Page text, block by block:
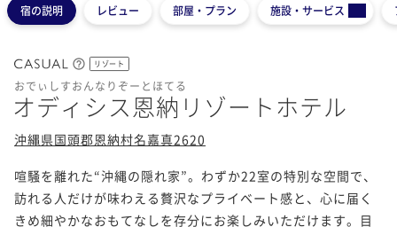
宿の説明 レビュー 部屋・プラン 施設・サービス
リゾート
おでぃしすおんなりぞーとほてる
オディシス恩納リゾートホテル
沖縄県国頭郡恩納村名嘉真2620
喧騒を離れた“沖縄の隠れ家”。わずか22室の特別な空間で、
訪れる人だけが味わえる贅沢なプライベート感と、心に届く
きめ細やかなおもてなしを存分にお楽しみいただけます。目